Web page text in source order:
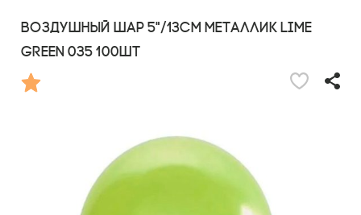
Воздушный шар 5"/13см Металлик LIME
GREEN 035 100шт